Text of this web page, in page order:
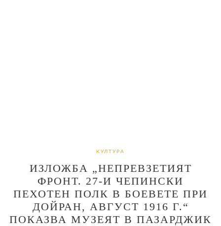
КУЛТУРА
ИЗЛОЖБА „НЕПРЕВЗЕТИЯТ
ФРОНТ. 27-И ЧЕПИНСКИ
ПЕХОТЕН ПОЛК В БОЕВЕТЕ ПРИ
ДОЙРАН, АВГУСТ 1916 Г.“
ПОКАЗВА МУЗЕЯТ В ПАЗАРДЖИК